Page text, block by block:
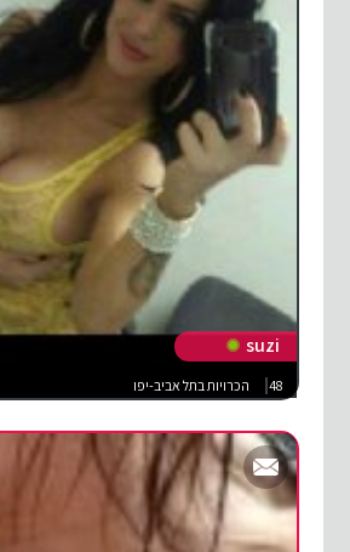
suzi
48 הכרויות בתל אביב-יפו